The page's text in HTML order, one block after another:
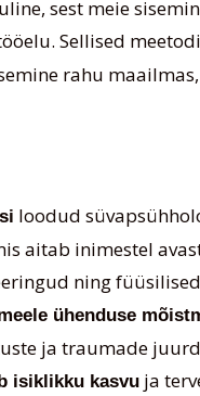
sest meie
Sellised
rahu
loodud
aitab inimestel
ning
ühenduse
ja traumade
isiklikku kasvuja